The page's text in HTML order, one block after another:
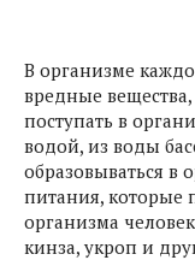
В организме
вредные
поступать в
водой, из воды
образовываться в
питания, которые
организма
кинза, укроп и